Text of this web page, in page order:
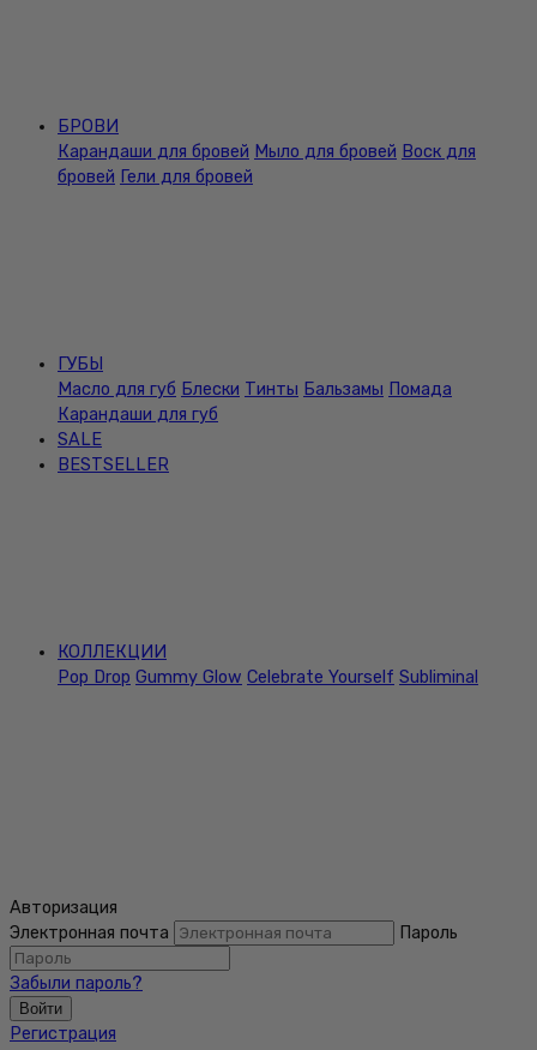
БРОВИ
Карандаши для бровей Мыло для бровей Воск для
бровей Гели для бровей
ГУБЫ
Масло для губ Блески Тинты Бальзамы Помада
Карандаши для губ
SALE
BESTSELLER
КОЛЛЕКЦИИ
Pop Drop Gummy Glow Celebrate Yourself Subliminal
Авторизация
Электронная почта
Пароль
Забыли пароль?
Войти
Регистрация